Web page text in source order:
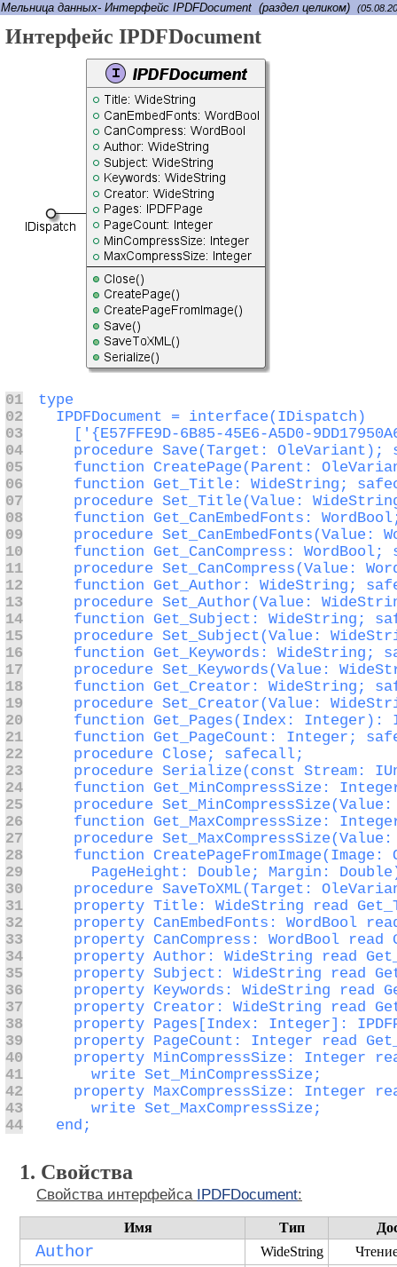
Мельница данных- Интерфейс IPDFDocument (раздел целиком)
Интерфейс IPDFDocument
01
02
03
04
05
06
07
08
09
10
11
12
13
14
15
16
17
18
19
20
21
22
23
24
25
26
27
28
29
30
31
32
33
34
35
36
37
38
39
40
41
42
43
44
  end;
1. Свойства
Свойства интерфейса IPDFDocument:
Имя Тип
Author WideString